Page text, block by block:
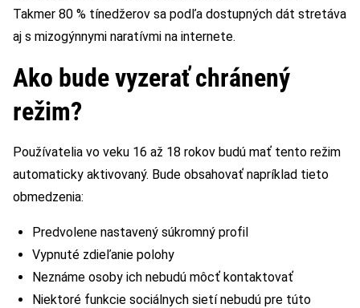
Takmer 80 % tínedžerov sa podľa dostupných dát stretáva
aj s mizogýnnymi naratívmi na internete.
Ako bude vyzerať chránený
režim?
Používatelia vo veku 16 až 18 rokov budú mať tento režim
automaticky aktivovaný. Bude obsahovať napríklad tieto
obmedzenia:
Predvolene nastavený súkromný profil
Vypnuté zdieľanie polohy
Neznáme osoby ich nebudú môcť kontaktovať
Niektoré funkcie sociálnych sietí nebudú pre túto